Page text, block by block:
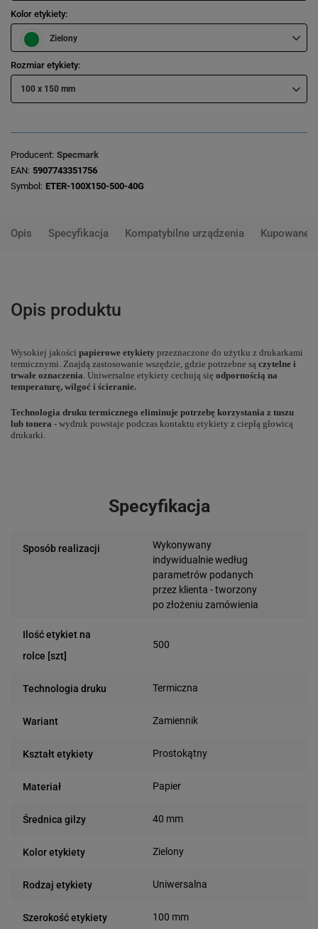
Kolor etykiety
Zielony
Rozmiar etykiety
100 x 150 mm
Producent Specmark
EAN 5907743351756
Symbol ETER-100X150-500-40G
Opis Specyfikacja Kompatybilne urządzenia Kupowane
Opis produktu
Wysokiej jakości papierowe etykiety przeznaczone do użytku z drukarkami
termicznymi. Znajdą zastosowanie wszędzie, gdzie potrzebne są czytelne i
trwałe oznaczenia . Uniwersalne etykiety cechują się odpornością na
temperaturę, wilgoć i ścieranie.
Technologia druku termicznego eliminuje potrzebę korzystania z tuszu
lub tonera - wydruk powstaje podczas kontaktu etykiety z ciepłą głowicą
drukarki.
Specyfikacja
Sposób realizacji
Wykonywany
indywidualnie według
parametrów podanych
przez klienta - tworzony
po złożeniu zamówienia
Ilość etykiet na
rolce [szt]
500
Technologia druku Termiczna
Wariant Zamiennik
Kształt etykiety Prostokątny
Materiał Papier
Średnica gilzy 40 mm
Kolor etykiety Zielony
Rodzaj etykiety Uniwersalna
Szerokość etykiety 100 mm